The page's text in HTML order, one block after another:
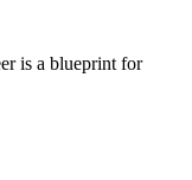
is a blueprint for